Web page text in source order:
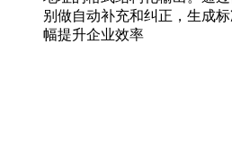
别做自动补充和纠正，生成
幅提升企业效率